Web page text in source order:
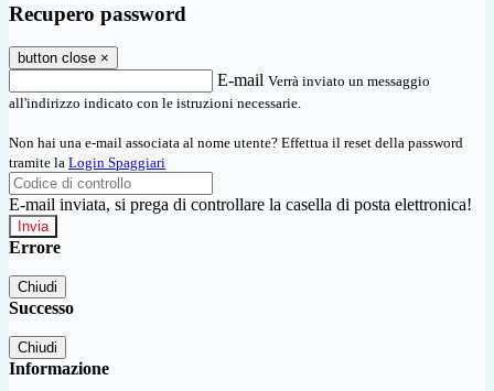
Recupero password
button close ×
E-mail Verrà inviato un messaggio
all'indirizzo indicato con le istruzioni necessarie.
Non hai una e-mail associata al nome utente? Effettua il reset della password
tramite la Login Spaggiari
E-mail inviata, si prega di controllare la casella di posta elettronica!
Errore
Chiudi
Successo
Chiudi
Informazione